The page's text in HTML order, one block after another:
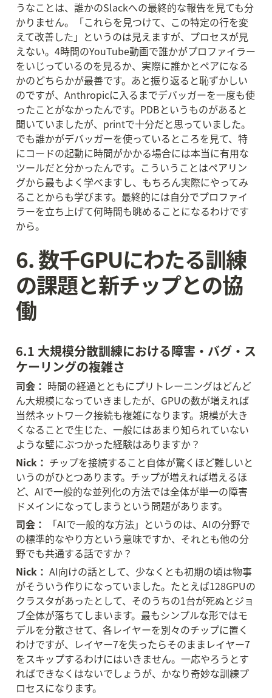
うなことは、誰かのSlackへの最終的な報告を見ても分
かりません。「これらを見つけて、この特定の行を変
えて改善した」というのは見えますが、プロセスが見
えない。4時間のYouTube動画で誰かがプロファイラー
をいじっているのを見るか、実際に誰かとペアになる
かのどちらかが最善です。あと振り返ると恥ずかしい
のですが、Anthropicに入るまでデバッガーを一度も使
ったことがなかったんです。PDBというものがあると
聞いていましたが、printで十分だと思っていました。
でも誰かがデバッガーを使っているところを見て、特
にコードの起動に時間がかかる場合には本当に有用な
ツールだと分かったんです。こういうことはペアリン
グから最もよく学べますし、もちろん実際にやってみ
ることからも学びます。最終的には自分でプロファイ
ラーを立ち上げて何時間も眺めることになるわけです
から。
6. 数千GPUにわたる訓練
の課題と新チップとの協
働
6.1 大規模分散訓練における障害・バグ・ス
ケーリングの複雑さ
司会： 時間の経過とともにプリトレーニングはどんど
ん大規模になっていきましたが、GPUの数が増えれば
当然ネットワーク接続も複雑になります。規模が大き
くなることで生じた、一般にはあまり知られていない
ような壁にぶつかった経験はありますか？
Nick： チップを接続すること自体が驚くほど難しいと
いうのがひとつあります。チップが増えれば増えるほ
ど、AIで一般的な並列化の方法では全体が単一の障害
ドメインになってしまうという問題があります。
司会：
「AIで一般的な方法」というのは、AIの分野で
の標準的なやり方という意味ですか、それとも他の分
野でも共通する話ですか？
Nick： AI向けの話として、少なくとも初期の頃は物事
がそういう作りになっていました。たとえば128GPUの
クラスタがあったとして、そのうちの1台が死ぬとジョ
ブ全体が落ちてしまいます。最もシンプルな形ではモ
デルを分散させて、各レイヤーを別々のチップに置く
わけですが、レイヤー7を失ったらそのままレイヤー7
をスキップするわけにはいきません。一応やろうとす
ればできなくはないでしょうが、かなり奇妙な訓練プ
ロセスになります。